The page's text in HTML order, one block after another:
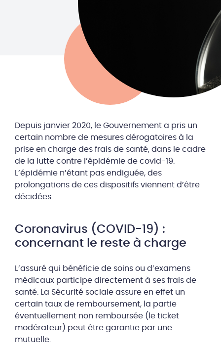
Depuis janvier 2020, le Gouvernement a pris un
certain nombre de mesures dérogatoires à la
prise en charge des frais de santé, dans le cadre
de la lutte contre l’épidémie de covid-19.
L’épidémie n’étant pas endiguée, des
prolongations de ces dispositifs viennent d’être
décidées…
Coronavirus (COVID-19) :
concernant le reste à charge
L’assuré qui bénéficie de soins ou d’examens
médicaux participe directement à ses frais de
santé. La Sécurité sociale assure en effet un
certain taux de remboursement, la partie
éventuellement non remboursée (le ticket
modérateur) peut être garantie par une
mutuelle.